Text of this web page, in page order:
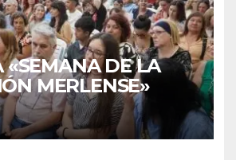
«SEMANA DE LA
MERLENSE»